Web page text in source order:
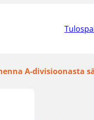
A-divisioonasta